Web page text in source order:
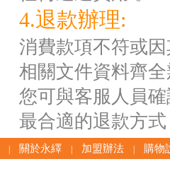
4.退款辦理:
消費款項不符或
相關文件資料齊
您可與客服人員
最合適的退款方
關於永繹 加盟辦法 購物